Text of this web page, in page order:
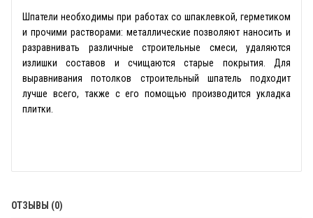
Шпатели необходимы при работах со шпаклевкой, герметиком
и прочими растворами: металлические позволяют наносить и
разравнивать различные строительные смеси, удаляются
излишки составов и счищаются старые покрытия. Для
выравнивания потолков строительный шпатель подходит
лучше всего, также с его помощью производится укладка
плитки.
ОТЗЫВЫ (0)